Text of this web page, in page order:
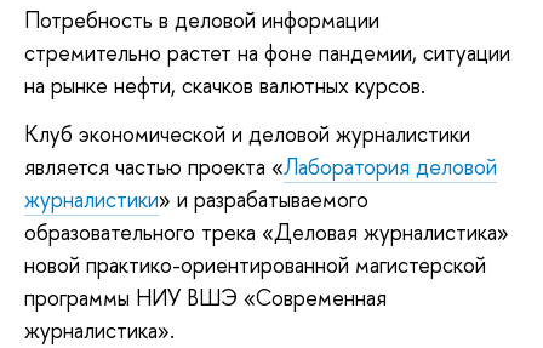
Потребность в деловой информации
стремительно растет на фоне пандемии, ситуации
на рынке нефти, скачков валютных курсов.
Клуб экономической и деловой журналистики
является частью проекта «Лаборатория деловой
журналистики» и разрабатываемого
образовательного трека «Деловая журналистика»
новой практико-ориентированной магистерской
программы НИУ ВШЭ «Современная
журналистика».